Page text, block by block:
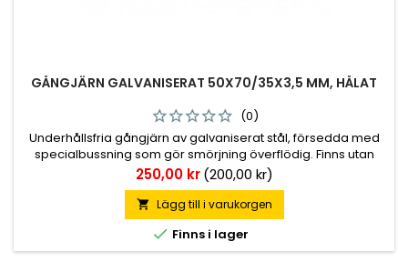
GÅNGJÄRN GALVANISERAT 50X70/35X3,5 MM, HÅLAT
(0)
Underhållsfria gångjärn av galvaniserat stål, försedda med
specialbussning som gör smörjning överflödig. Finns utan
skruvhål men även med som är försänkta 6,4 mm diameter.
Totallängd 105 mm, 70+35 mm. Höjd leddel 50 mm.
Godstjocklek 3,5 mm.
Pris
250,00 kr (200,00 kr)
 Lägg till i varukorgen
 Finns i lager